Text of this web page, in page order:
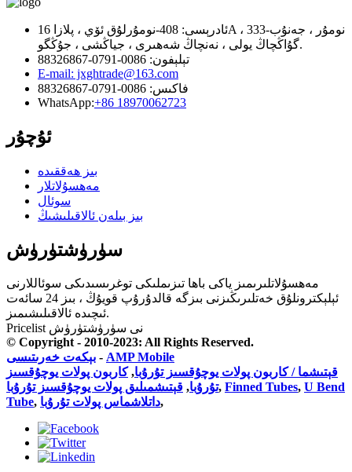
ئادرېسى: 408-نومۇرلۇق ئۆي ، پلازا 16A ، 333-نومۇر ، جەنۇب
گۇاڭچاڭ يولى ، نەنچاڭ شەھىرى ، جياڭشى ، جۇڭگو.
تېلېفون: 0086-0791-88326867
E-mail: jxghtrade@163.com
فاكىس: 0086-0791-88326867
WhatsApp:+86 18970062723
ئۇچۇر
بىز ھەققىدە
مەھسۇلاتلار
سوئال
بىز بىلەن ئالاقىلىشىڭ
سۈرۈشتۈرۈش
مەھسۇلاتلىرىمىز ياكى باھا تىزىملىكى توغرىسىدىكى سوئاللارنى
ئېلېكترونلۇق خەتلىرىڭىزنى بىزگە قالدۇرۇپ قويۇڭ ، بىز 24 سائەت
ئىچىدە ئالاقىلىشىمىز.
Pricelist نى سۈرۈشتۈرۈش
© Copyright - 2010-2023: All Rights Reserved.
بېكەت خەرىتىسى - AMP Mobile
قېتىشما / كاربون پولات يوچۇقسىز تۇرۇبا,كاربون پولات يوچۇقسىز
تۇرۇبا, قېتىشمىلىق پولات يوچۇقسىز تۇرۇبا , Finned Tubes, U Bend
Tube, داتلاشماس پولات تۇرۇبا,